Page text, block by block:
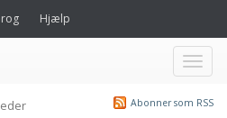
Hjælp
Toggle
Abonner som RSS